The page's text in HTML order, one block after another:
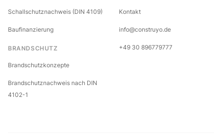
Schallschutznachweis (DIN 4109)
Baufinanzierung
BRANDSCHUTZ
Brandschutzkonzepte
Brandschutznachweis nach DIN
4102-1
Kontakt
info@construyo.de
+49 30 896779777